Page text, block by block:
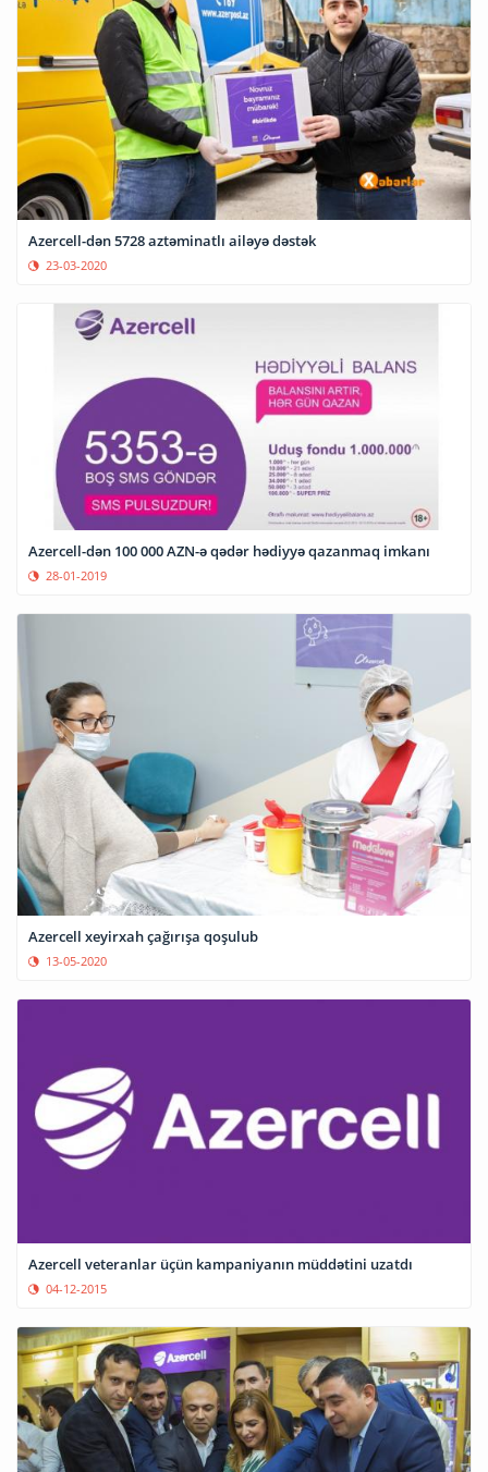
Azercell-dən 5728 aztəminatlı ailəyə dəstək
23-03-2020
Azercell-dən 100 000 AZN-ə qədər hədiyyə qazanmaq imkanı
28-01-2019
Azercell xeyirxah çağırışa qoşulub
13-05-2020
Azercell veteranlar üçün kampaniyanın müddətini uzatdı
04-12-2015